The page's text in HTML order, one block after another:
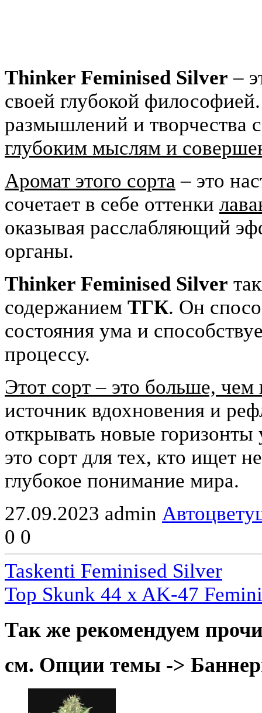
Thinker Feminised Silver –
своей глубокой
размышлений и творчества
глубоким мыслям и
Аромат этого сорта – это
сочетает в себе оттенки
оказывая расслабляющий
органы.
Thinker Feminised Silver
содержанием ТГК. Он
состояния ума и
процессу.
Этот сорт – это больше, чем
источник вдохновения и
открывать новые
это сорт для тех, кто ищет
глубокое понимание мира.
27.09.2023 admin
0 0
Taskenti Feminised Silver
Top Skunk 44 x AK-47
Так же рекомендуем
см. Опции темы ->